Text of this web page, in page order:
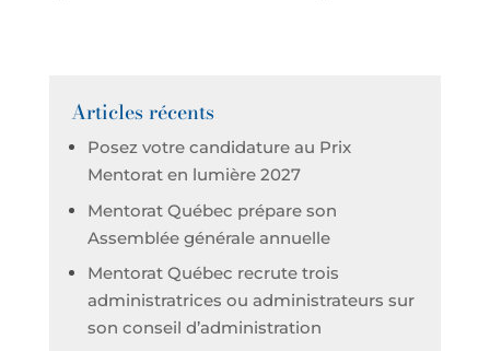
Articles récents
Posez votre candidature au Prix
Mentorat en lumière 2027
Mentorat Québec prépare son
Assemblée générale annuelle
Mentorat Québec recrute trois
administratrices ou administrateurs sur
son conseil d’administration